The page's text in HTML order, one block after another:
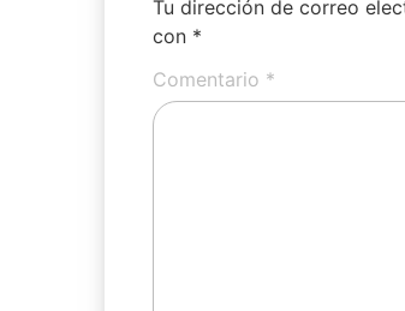
Tu dirección de correo
con *
Comentario *